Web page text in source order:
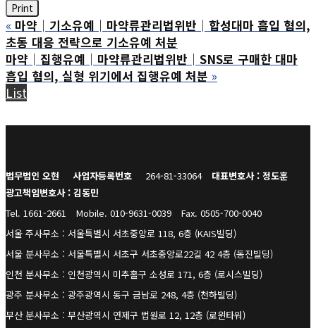
Print
« 마약│기소유예│마약류관리법위반│합성대마 흡입 혐의,
초동 대응 전략으로 기소유예 처분
마약│집행유예│마약류관리법위반│SNS로 구매한 대마
흡입 혐의, 실형 위기에서 집행유예 처분 »
List
법무법인 오현 사업자등록번호 264-81-33064
대표변호사 : 정도훈
광고책임변호사 : 김동민
Tel. 1661-2661
Mobile. 010-9631-0039
Fax. 0505-700-0040
서울 주사무소 : 서울특별시 서초중앙로 118, 6층 (KAIS빌딩)
서울 분사무소 : 서울특별시 서초구 서초중앙로22길 42 4층 (동진빌딩)
인천 분사무소 : 인천광역시 미추홀구 소성로 171, 6층 (로시스빌딩)
광주 분사무소 : 광주광역시 동구 금남로 248, 4층 (천하빌딩)
부산 분사무소 : 부산광역시 연제구 법원로 12, 12층 (로윈타워)